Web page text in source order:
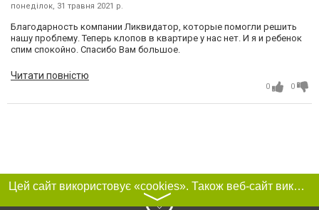
понеділок, 31 травня 2021 р.
Благодарность компании Ликвидатор, которые помогли решить
нашу проблему. Теперь клопов в квартире у нас нет. И я и ребенок
спим спокойно. Спасибо Вам большое.
Читати повністю
0 0
Цей сайт використовує «cookies». Також веб-сайт використовує інтернет-сервіс для збору технічних даних стосовно відвідувачів з метою отримання маркетингової та статистичної інформації. Умови обробки даних відвідувачів сайту див.
〉